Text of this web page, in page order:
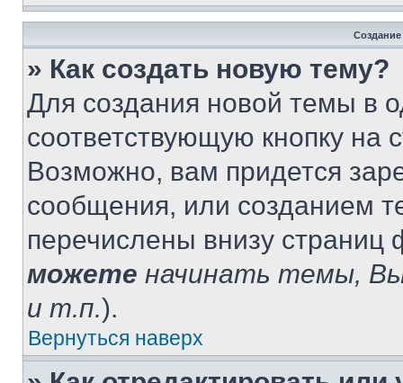
» Как создать новую тему?
Для создания новой темы в
соответствующую кнопку
Возможно, вам придется
сообщения, или созданием
перечислены внизу
можете начинать темы,
и т.п.).
Вернуться наверх